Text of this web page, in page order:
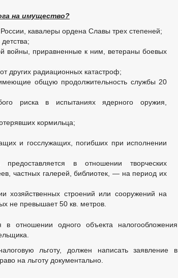
на имущество?
кавалеры ордена Славы трех степеней;
войны, приравненные к ним, ветераны боевых
других радиационных катастроф;
общую продолжительность службы 20
риска в испытаниях ядерного оружия,
кормильца;
и госслужащих, погибших при исполнении
предоставляется в отношении творческих
частных галерей, библиотек, — на период их
хозяйственных строений или сооружений на
не превышает 50 кв. метров.
в отношении одного объекта налогообложения
льготу, должен написать заявление в
на льготу документально.